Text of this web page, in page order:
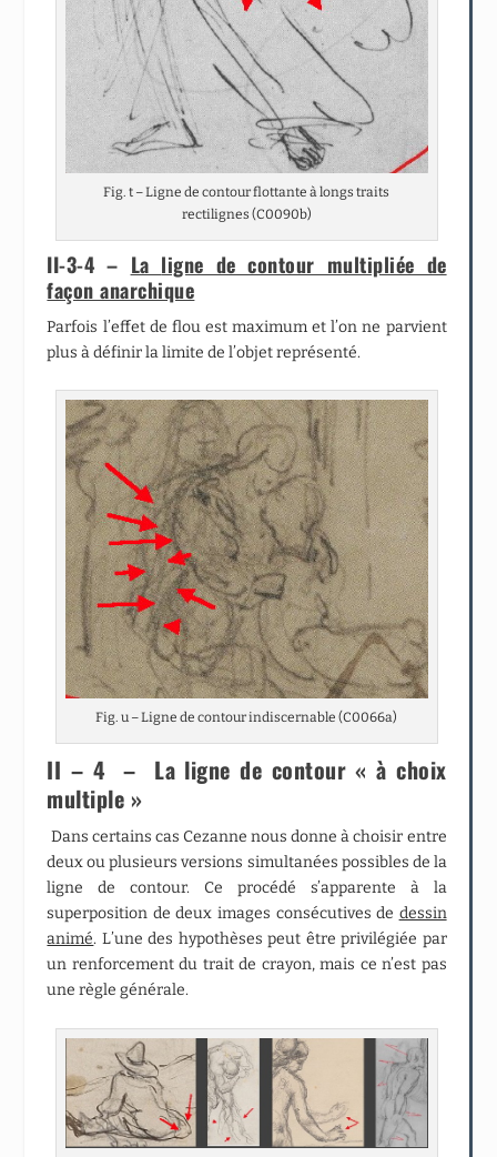
Fig. t – Ligne de contour flottante à longs traits
rectilignes (C0090b)
II-3-4 – La ligne de contour multipliée de
façon anarchique
Parfois l’effet de flou est maximum et l’on ne parvient
plus à définir la limite de l’objet représenté.
Fig. u – Ligne de contour indiscernable (C0066a)
II – 4 – La ligne de contour « à choix
multiple »
Dans certains cas Cezanne nous donne à choisir entre
deux ou plusieurs versions simultanées possibles de la
ligne de contour. Ce procédé s’apparente à la
superposition de deux images consécutives de dessin
animé. L’une des hypothèses peut être privilégiée par
un renforcement du trait de crayon, mais ce n’est pas
une règle générale.